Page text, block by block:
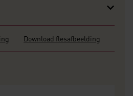
Download flesafbeelding